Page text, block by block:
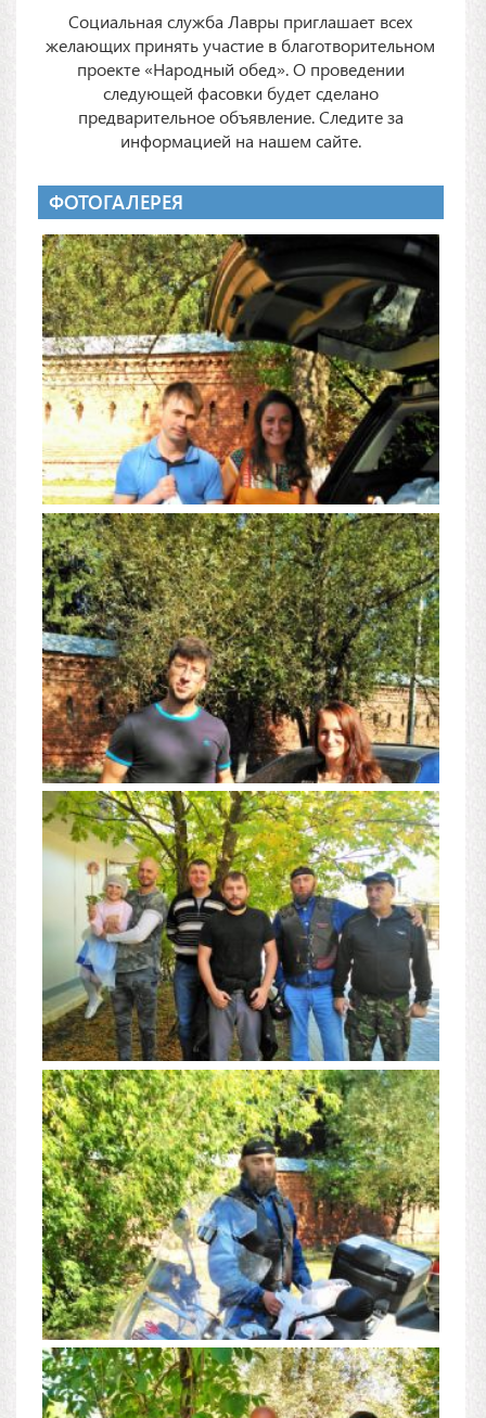
Социальная служба Лавры приглашает всех
желающих принять участие в благотворительном
проекте «Народный обед». О проведении
следующей фасовки будет сделано
предварительное объявление. Следите за
информацией на нашем сайте.
ФОТОГАЛЕРЕЯ